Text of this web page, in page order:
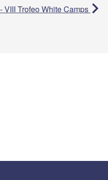
Trofeo White Camps